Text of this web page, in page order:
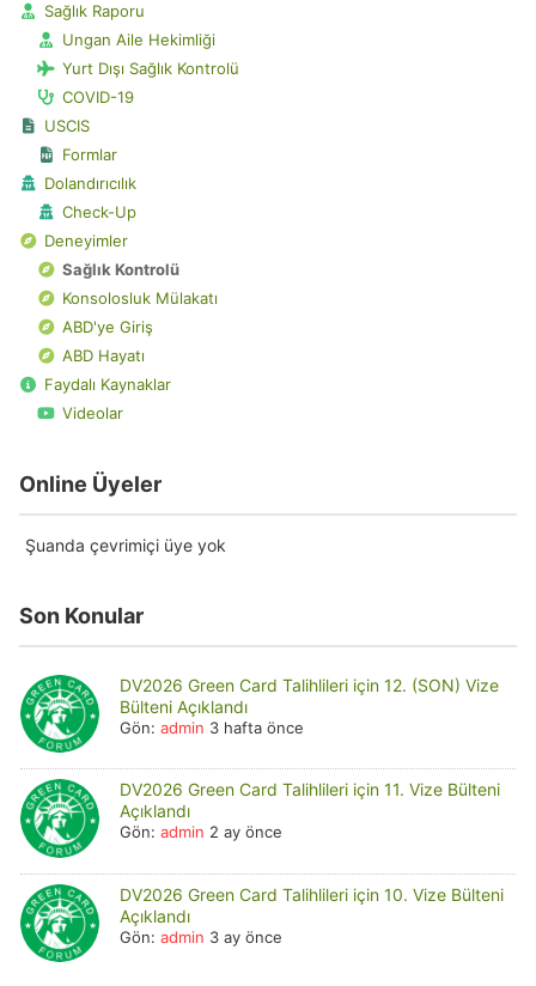
Sağlık Raporu
Ungan Aile Hekimliği
Yurt Dışı Sağlık Kontrolü
COVID-19
USCIS
Formlar
Dolandırıcılık
Check-Up
Deneyimler
Sağlık Kontrolü
Konsolosluk Mülakatı
ABD'ye Giriş
ABD Hayatı
Faydalı Kaynaklar
Videolar
Online Üyeler
Şuanda çevrimiçi üye yok
Son Konular
DV2026 Green Card Talihlileri için 12. (SON) Vize
Bülteni Açıklandı
Gön: admin 3 hafta önce
DV2026 Green Card Talihlileri için 11. Vize Bülteni
Açıklandı
Gön: admin 2 ay önce
DV2026 Green Card Talihlileri için 10. Vize Bülteni
Açıklandı
Gön: admin 3 ay önce